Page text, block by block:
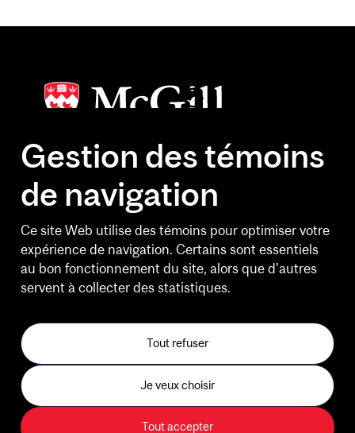
Gestion des témoins
de navigation
Ce site Web utilise des témoins pour optimiser votre
expérience de navigation. Certains sont essentiels
au bon fonctionnement du site, alors que d’autres
servent à collecter des statistiques.
Tout refuser
Je veux choisir
Tout accepter
HEURES D'OUVERTURE
Lundi au vendredi
6 h 30 à 20 h 30
Fins de semaine
10 h à 14 h 30
Jours feriés et le Bureau de
l'expérience client
Centre d'entraînement B2